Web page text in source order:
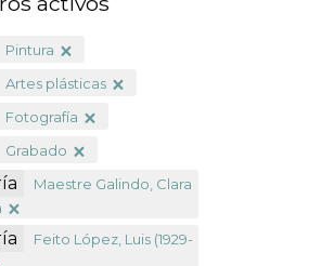
Pintura
Artes plásticas
Fotografía
Grabado
Maestre Galindo, Clara
Feito López, Luis (1929-